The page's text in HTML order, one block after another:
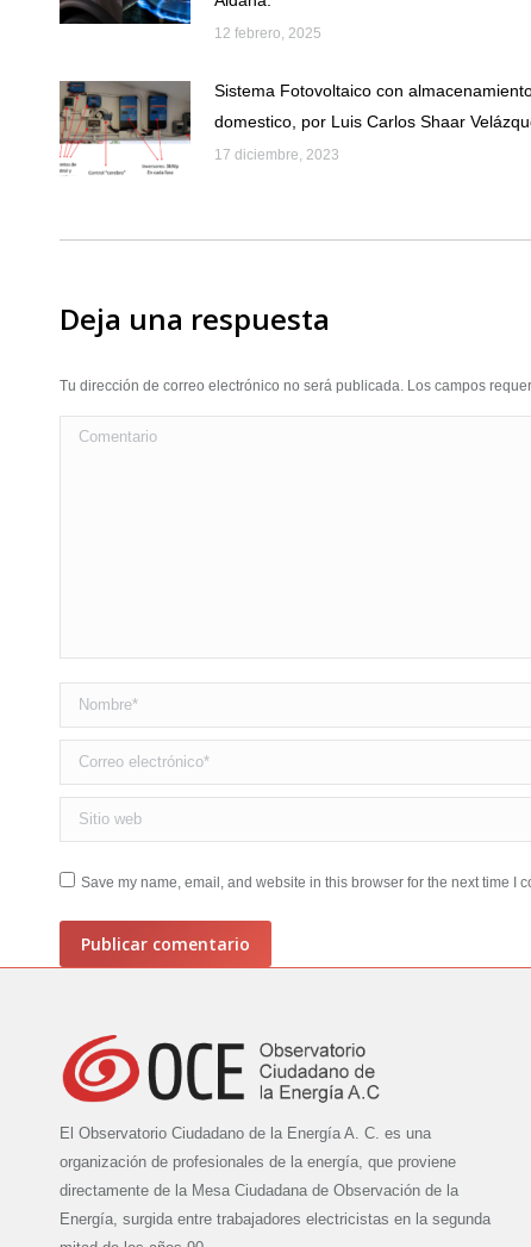
12 febrero, 2025
Sistema Fotovoltaico con
domestico, por Luis Carlos Shaar
17 diciembre, 2023
Deja una respuesta
Tu dirección de correo electrónico no será publicada. Los campos
Comentario
Nombre *
Correo electrónico *
Sitio web
Save my name, email, and website in this browser for the next time I
Publicar comentario
El Observatorio Ciudadano de la Energía A. C. es una
organización de profesionales de la energía, que proviene
directamente de la Mesa Ciudadana de Observación de la
Energía, surgida entre trabajadores electricistas en la segunda